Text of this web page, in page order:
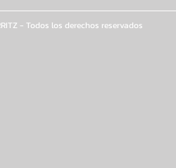
- Todos los derechos reservados